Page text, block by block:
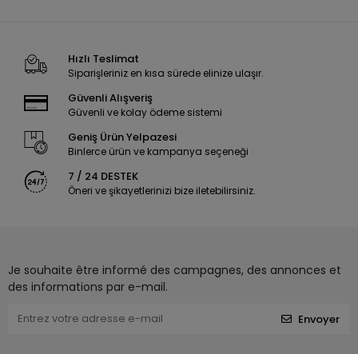
Hızlı Teslimat
Siparişleriniz en kısa sürede elinize ulaşır.
Güvenli Alışveriş
Güvenli ve kolay ödeme sistemi
Geniş Ürün Yelpazesi
Binlerce ürün ve kampanya seçeneği
7 / 24 DESTEK
Öneri ve şikayetlerinizi bize iletebilirsiniz.
Je souhaite être informé des campagnes, des annonces et
des informations par e-mail.
Envoyer